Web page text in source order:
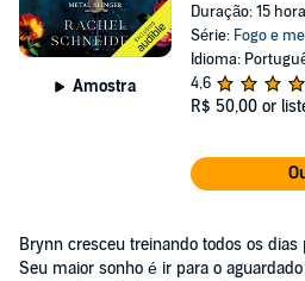
Amostra
Duração: 15
Série: Fogo e
Idioma:
4,6
R$ 50,00 or
Brynn cresceu treinando todos os dias
Seu maior sonho é ir para o